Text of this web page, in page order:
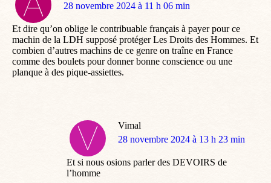
dit
28 novembre 2024 à 11 h 06 min
Et dire qu’on oblige le contribuable français à payer pour ce
machin de la LDH supposé protéger Les Droits des Hommes. Et
combien d’autres machins de ce genre on traîne en France
comme des boulets pour donner bonne conscience ou une
planque à des pique-assiettes.
Vimal
dit
28 novembre 2024 à 13 h 23 min
Et si nous osions parler des DEVOIRS de
l’homme